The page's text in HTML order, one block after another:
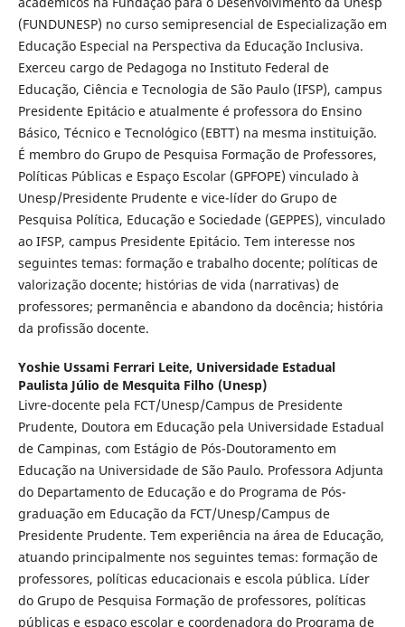
(FUNDUNESP) no curso semipresencial de Especialização em
Educação Especial na Perspectiva da Educação Inclusiva.
Exerceu cargo de Pedagoga no Instituto Federal de
Educação, Ciência e Tecnologia de São Paulo (IFSP), campus
Presidente Epitácio e atualmente é professora do Ensino
Básico, Técnico e Tecnológico (EBTT) na mesma instituição.
É membro do Grupo de Pesquisa Formação de Professores,
Políticas Públicas e Espaço Escolar (GPFOPE) vinculado à
Unesp/Presidente Prudente e vice-líder do Grupo de
Pesquisa Política, Educação e Sociedade (GEPPES), vinculado
ao IFSP, campus Presidente Epitácio. Tem interesse nos
seguintes temas: formação e trabalho docente; políticas de
valorização docente; histórias de vida (narrativas) de
professores; permanência e abandono da docência; história
da profissão docente.
Yoshie Ussami Ferrari Leite, Universidade Estadual
Paulista Júlio de Mesquita Filho (Unesp)
Livre-docente pela FCT/Unesp/Campus de Presidente
Prudente, Doutora em Educação pela Universidade Estadual
de Campinas, com Estágio de Pós-Doutoramento em
Educação na Universidade de São Paulo. Professora Adjunta
do Departamento de Educação e do Programa de Pós-
graduação em Educação da FCT/Unesp/Campus de
Presidente Prudente. Tem experiência na área de Educação,
atuando principalmente nos seguintes temas: formação de
professores, políticas educacionais e escola pública. Líder
do Grupo de Pesquisa Formação de professores, políticas
públicas e espaço escolar e coordenadora do Programa de